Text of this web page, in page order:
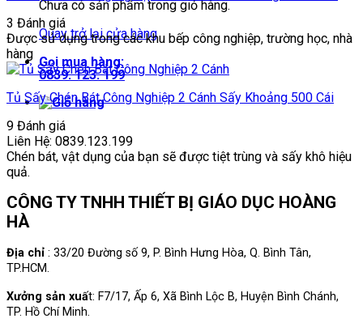
Chưa có sản phẩm trong giỏ hàng.
Quay trở lại cửa hàng
Gọi mua hàng:
0839. 123. 199
3 Đánh giá
Được sử dụng trong các khu bếp công nghiệp, trường học, nhà
hàng
Tủ Sấy Chén Bát Công Nghiệp 2 Cánh Sấy Khoảng 500 Cái
9 Đánh giá
Liên Hệ: 0839.123.199
Chén bát, vật dụng của bạn sẽ được tiệt trùng và sấy khô hiệu
quả.
CÔNG TY TNHH THIẾT BỊ GIÁO DỤC HOÀNG
HÀ
Địa chỉ : 33/20 Đường số 9, P. Bình Hưng Hòa, Q. Bình Tân,
TP.HCM.
Xưởng sản xuất: F7/17, Ấp 6, Xã Bình Lộc B, Huyện Bình Chánh,
TP. Hồ Chí Minh.